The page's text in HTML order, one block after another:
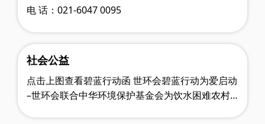
电 话：021-6047 0095
社会公益
点击上图查看碧蓝行动函 世环会碧蓝行动为爱启动
–世环会联合中华环境保护基金会为饮水困难农村